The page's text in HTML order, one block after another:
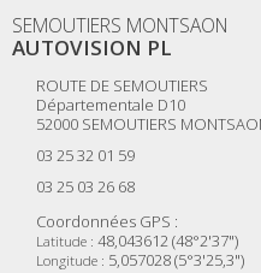
SEMOUTIERS MONTSAON
AUTOVISION PL
ROUTE DE SEMOUTIERS
Départementale D10
52000 SEMOUTIERS
03 25 32 01 59
03 25 03 26 68
Coordonnées GPS :
Latitude : 48,043612 (48°2'37")
Longitude : 5,057028 (5°3'25,3")